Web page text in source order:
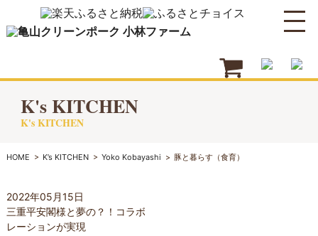
K's KITCHEN
K's KITCHEN
HOME > K’s KITCHEN> Yoko Kobayashi > 豚と暮らす（食育）
2022年05月15日
三重平安閣様と夢の？！コラボ
レーションが実現